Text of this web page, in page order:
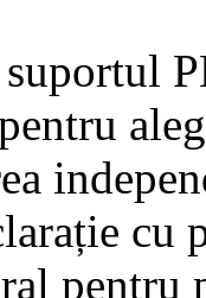
suportul
cu
pentru